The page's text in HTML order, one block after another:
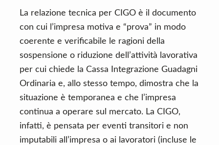
La relazione tecnica per CIGO è il documento
con cui l’impresa motiva e “prova” in modo
coerente e verificabile le ragioni della
sospensione o riduzione dell’attività lavorativa
per cui chiede la Cassa Integrazione Guadagni
Ordinaria e, allo stesso tempo, dimostra che la
situazione è temporanea e che l’impresa
continua a operare sul mercato. La CIGO,
infatti, è pensata per eventi transitori e non
imputabili all’impresa o ai lavoratori (incluse le